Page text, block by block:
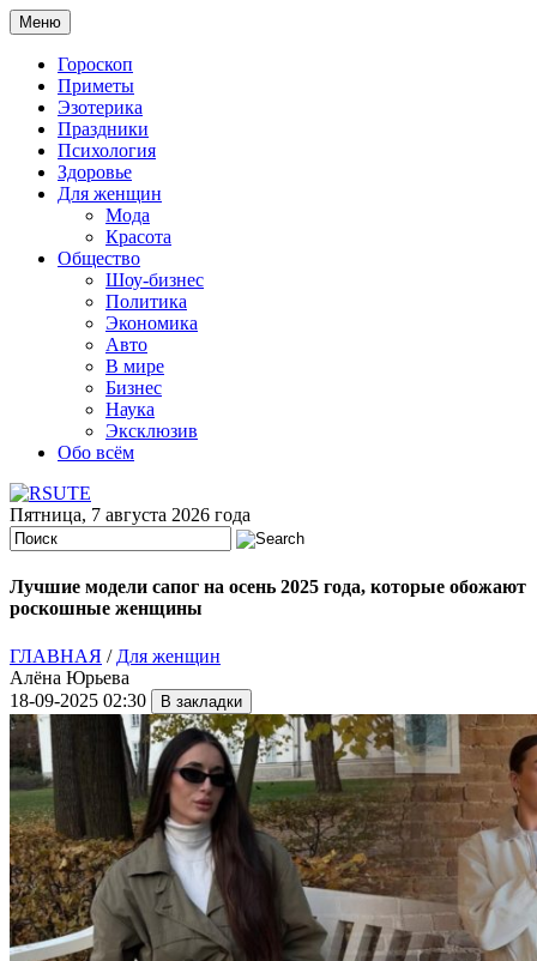
Меню
Гороскоп
Приметы
Эзотерика
Праздники
Психология
Здоровье
Для женщин
Мода
Красота
Общество
Шоу-бизнес
Политика
Экономика
Авто
В мире
Бизнес
Наука
Эксклюзив
Обо всём
Пятница, 7 августа 2026 года
Лучшие модели сапог на осень 2025 года, которые обожают
роскошные женщины
ГЛАВНАЯ / Для женщин
Алёна Юрьева
18-09-2025 02:30